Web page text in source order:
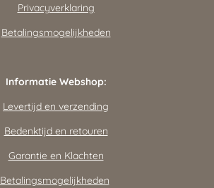
Privacyverklaring
Betalingsmogelijkheden
Informatie Webshop:
Levertijd en verzending
Bedenktijd en retouren
Garantie en Klachten
Betalingsmogelijkheden